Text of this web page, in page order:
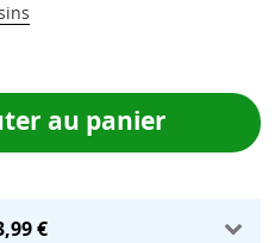
au panier
€